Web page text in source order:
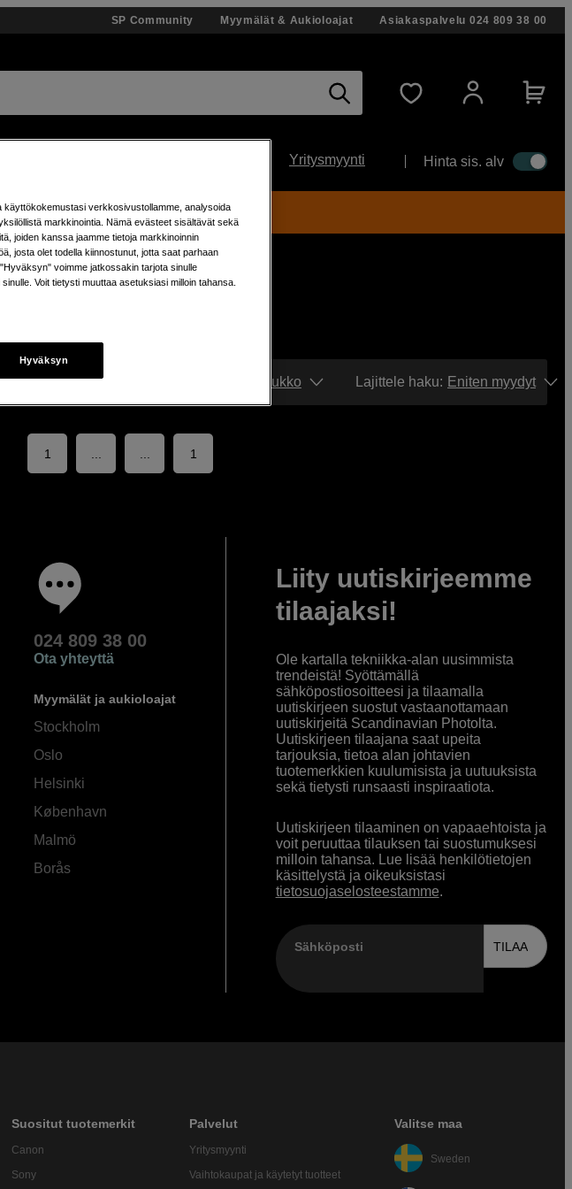
SP Community Myymälät & Aukioloajat Asiakaspalvelu 024 809 38 00
Yritysmyynti Hinta sis. alv
Ruudukko Lajittele haku: Eniten myydyt
1 1
024 809 38 00
Ota yhteyttä
Myymälät ja aukioloajat
Stockholm
Oslo
Helsinki
København
Malmö
Borås
Liity uutiskirjeemme
tilaajaksi!
Ole kartalla tekniikka-alan uusimmista
trendeistä! Syöttämällä
sähköpostiosoitteesi ja tilaamalla
uutiskirjeen suostut vastaanottamaan
uutiskirjeitä Scandinavian Photolta.
Uutiskirjeen tilaajana saat upeita
tarjouksia, tietoa alan johtavien
tuotemerkkien kuulumisista ja uutuuksista
sekä tietysti runsaasti inspiraatiota.
Uutiskirjeen tilaaminen on vapaaehtoista ja
voit peruuttaa tilauksen tai suostumuksesi
milloin tahansa. Lue lisää henkilötietojen
käsittelystä ja oikeuksistasi
tietosuojaselosteestamme.
Sähköposti TILAA
Suositut tuotemerkit
Canon
Sony
Palvelut
Yritysmyynti
Vaihtokaupat ja käytetyt tuotteet
Valitse maa
Sweden
-tuotteista – osta nyt!
käyttökokemustasi verkkosivustollamme, analysoida
markkinointia. Nämä evästeet sisältävät sekä
joiden kanssa jaamme tietoja markkinoinnin
josta olet todella kiinnostunut, jotta saat parhaan
voimme jatkossakin tarjota sinulle
Voit tietysti muuttaa asetuksiasi milloin tahansa.
Hyväksyn